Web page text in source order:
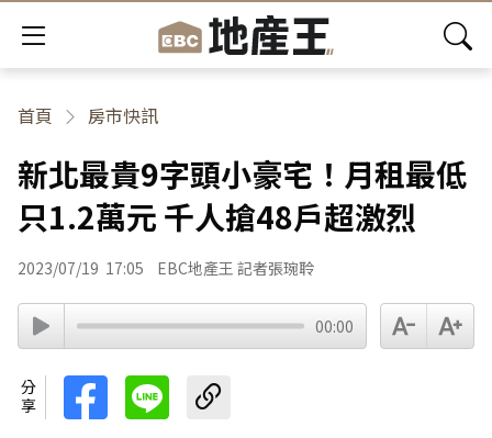
首頁 房市快訊
新北最貴9字頭小豪宅！月租最低
只1.2萬元 千人搶48戶超激烈
2023/07/19 17:05 EBC地產王 記者張琬聆
00:00
分享